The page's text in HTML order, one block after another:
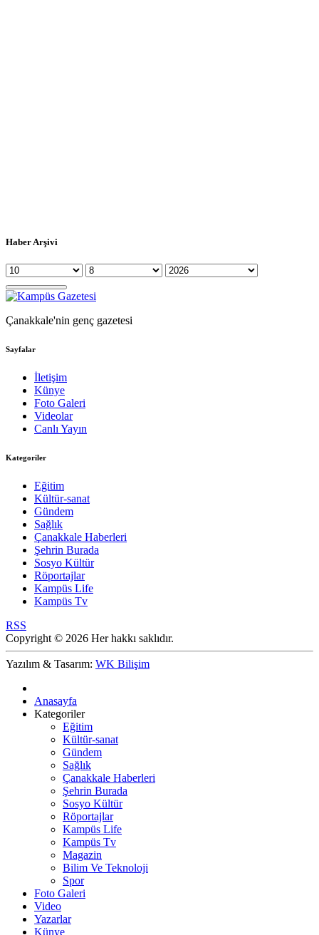
Haber Arşivi
Çanakkale'nin genç gazetesi
Sayfalar
İletişim
Künye
Foto Galeri
Videolar
Canlı Yayın
Kategoriler
Eğitim
Kültür-sanat
Gündem
Sağlık
Çanakkale Haberleri
Şehrin Burada
Sosyo Kültür
Röportajlar
Kampüs Life
Kampüs Tv
RSS
Copyright © 2026 Her hakkı saklıdır.
Yazılım & Tasarım: WK Bilişim
Anasayfa
Kategoriler
Eğitim
Kültür-sanat
Gündem
Sağlık
Çanakkale Haberleri
Şehrin Burada
Sosyo Kültür
Röportajlar
Kampüs Life
Kampüs Tv
Magazin
Bilim Ve Teknoloji
Spor
Foto Galeri
Video
Yazarlar
Künye